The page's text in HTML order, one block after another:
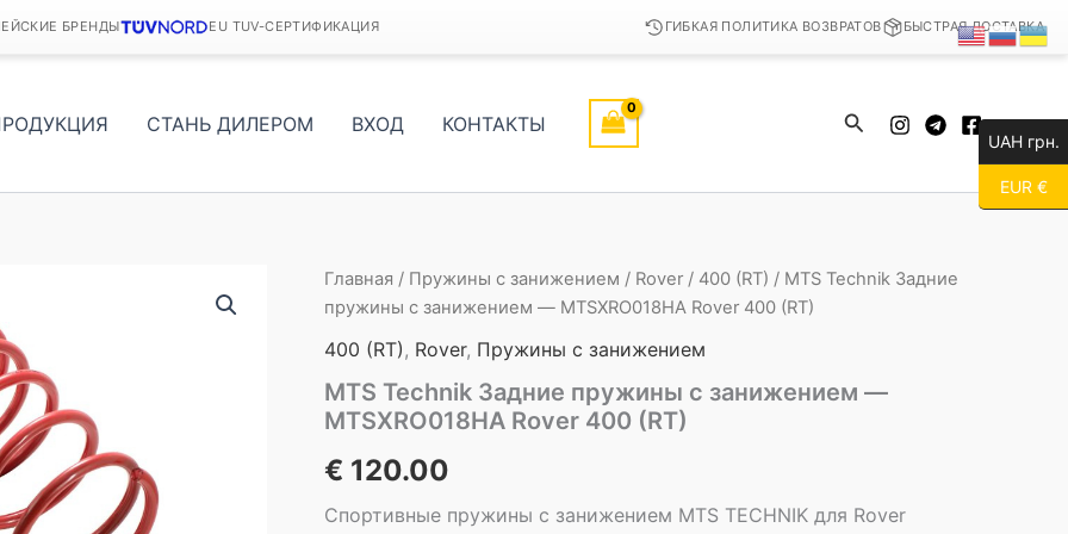
БРЕНДЫ EU TUV-СЕРТИФИКАЦИЯ ГИБКАЯ ПОЛИТИКА ВОЗВРАТОВ БЫСТРАЯ ДОСТАВКА
СТАНЬ ДИЛЕРОМ ВХОД КОНТАКТЫ Поиск
Главная / Пружины с занижением / Rover / 400 (RT) / MTS Technik Задние
пружины с занижением — MTSXRO018HA Rover 400 (RT)
400 (RT) , Rover, Пружины с занижением
MTS Technik Задние пружины с занижением —
MTSXRO018HA Rover 400 (RT)
€ 120.00
Спортивные пружины с занижением MTS TECHNIK для Rover
UAH грн.
EUR €